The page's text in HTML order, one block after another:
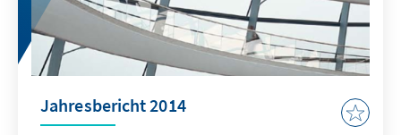
Jahresbericht 2014